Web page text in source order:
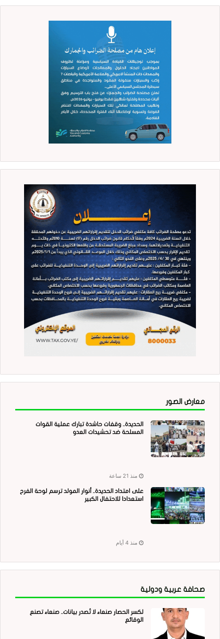
معارض الصور
الحديدة.. وقفات حاشدة تبارك عملية القوات
المسلحة ضد تحشيدات العدو
منذ 21 ساعة
على امتداد الحديدة.. أنوار المولد ترسم لوحة الفرح
استعدادا للاحتفال الكبير
منذ 4 أيام
صحافة عربية ودولية
لكسر الحصار صنعاء لا تُصدر بيانات.. صنعاء تصنع
الوقائع